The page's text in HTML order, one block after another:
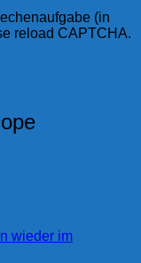
(in
reload CAPTCHA.